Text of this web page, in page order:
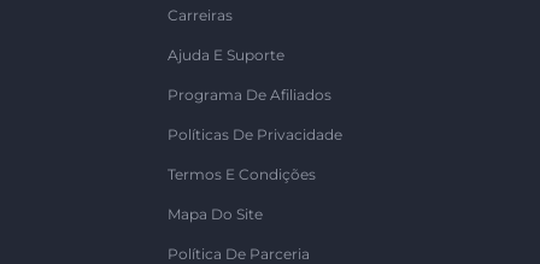
Carreiras
Ajuda E Suporte
Programa De Afiliados
Políticas De Privacidade
Termos E Condições
Mapa Do Site
Política De Parceria